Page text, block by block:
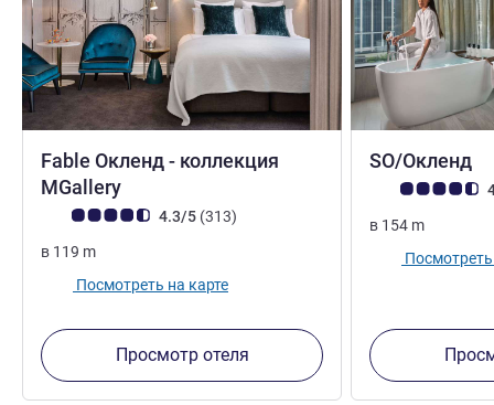
Fable Окленд - коллекция
MGallery
Примечание: отзывы клиентов (Рейтинг ALL)
4.3/5 (313Отзывов
)
в 119 m
Посмотреть на карте
Просмотр отеля
SO/Окленд
Примечание:
в 154 m
Посмотреть